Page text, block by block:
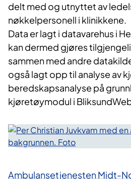
delt med og utnyttet av
nøkkelpersonell i klinikkene.
Data er lagt i datavarehus i
kan dermed gjøres
sammen med andre
også lagt opp til analyse av
beredskapsanalyse på
kjøretøymodul i
Ambulansetjenesten Midt-